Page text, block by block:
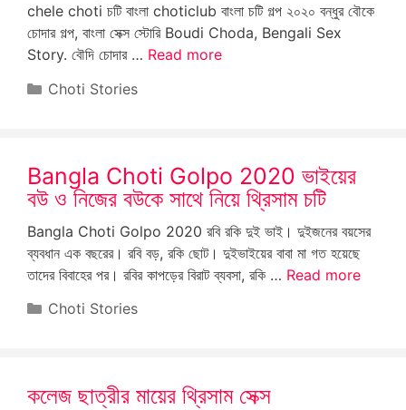
chele choti চটি বাংলা choticlub বাংলা চটি গল্প ২০২০ বন্ধুর বৌকে
চোদার গল্প, বাংলা সেক্স স্টোরি Boudi Choda, Bengali Sex
Story. বৌদি চোদার … Read more
Categories
Choti Stories
Bangla Choti Golpo 2020 ভাইয়ের
বউ ও নিজের বউকে সাথে নিয়ে থ্রিসাম চটি
Bangla Choti Golpo 2020 রবি রকি দুই ভাই। দুইজনের বয়সের
ব্যবধান এক বছরের। রবি বড়, রকি ছোট। দুইভাইয়ের বাবা মা গত হয়েছে
তাদের বিবাহের পর। রবির কাপড়ের বিরাট ব্যবসা, রকি … Read more
Categories
Choti Stories
কলেজ ছাত্রীর মায়ের থ্রিসাম সেক্স